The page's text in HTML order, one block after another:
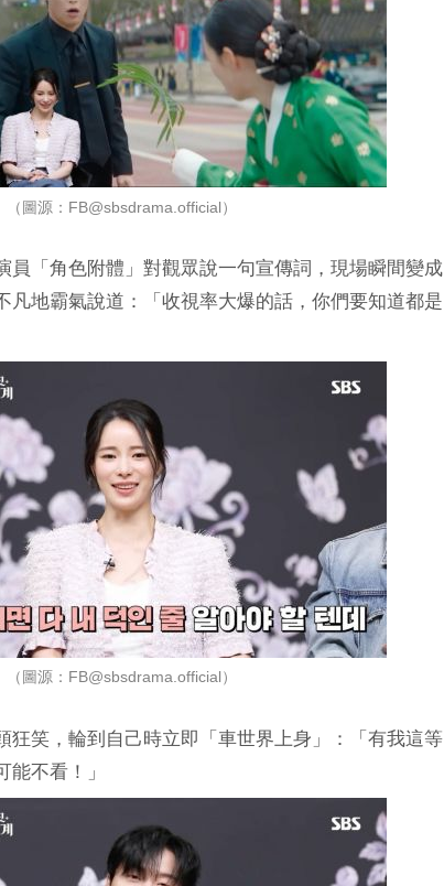
（圖源：FB@sbsdrama.official）
員「角色附體」對觀眾說一句宣傳詞，現場瞬間變成
凡地霸氣說道：「收視率大爆的話，你們要知道都是
（圖源：FB@sbsdrama.official）
狂笑，輪到自己時立即「車世界上身」：「有我這等
不看！」